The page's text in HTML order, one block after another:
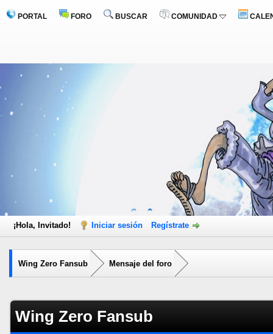
PORTAL FORO BUSCAR COMUNIDAD
¡Hola, Invitado! Iniciar sesión Regístrate
Wing Zero Fansub Mensaje del foro
Wing Zero Fansub